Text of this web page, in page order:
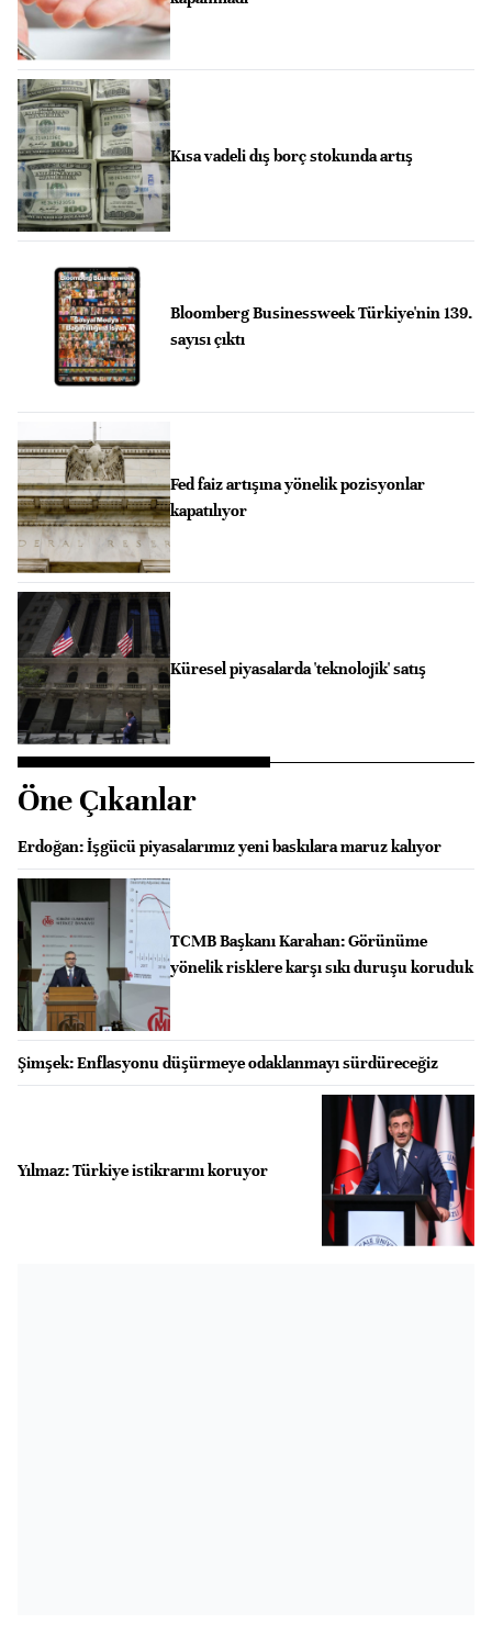
Kısa vadeli dış borç stokunda artış
Bloomberg Businessweek Türkiye'nin 139.
sayısı çıktı
Fed faiz artışına yönelik pozisyonlar
kapatılıyor
Küresel piyasalarda 'teknolojik' satış
Öne Çıkanlar
Erdoğan: İşgücü piyasalarımız yeni baskılara maruz kalıyor
TCMB Başkanı Karahan: Görünüme
yönelik risklere karşı sıkı duruşu koruduk
Şimşek: Enflasyonu düşürmeye odaklanmayı sürdüreceğiz
Yılmaz: Türkiye istikrarını koruyor